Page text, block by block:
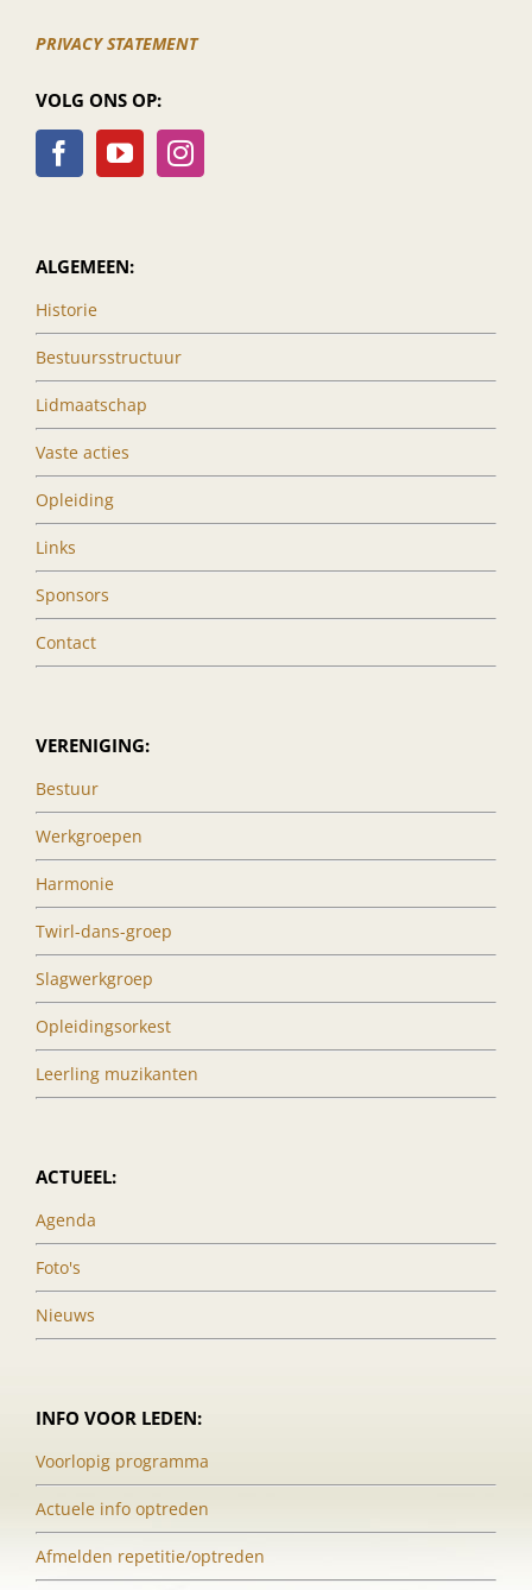
PRIVACY STATEMENT
VOLG ONS OP:
ALGEMEEN:
Historie
Bestuursstructuur
Lidmaatschap
Vaste acties
Opleiding
Links
Sponsors
Contact
VERENIGING:
Bestuur
Werkgroepen
Harmonie
Twirl-dans-groep
Slagwerkgroep
Opleidingsorkest
Leerling muzikanten
ACTUEEL:
Agenda
Foto's
Nieuws
INFO VOOR LEDEN:
Voorlopig programma
Actuele info optreden
Afmelden repetitie/optreden